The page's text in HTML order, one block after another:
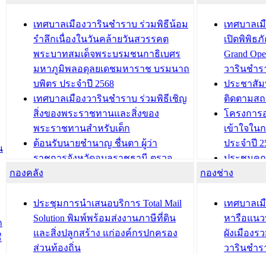
เทศบาลเมืองวารินชำราบ ร่วมพิธีน้อม
รำลึกเนื่องในวันคล้ายวันสวรรคต
พระบาทสมเด็จพระบรมชนกาธิเบศร
มหาภูมิพลอดุลยเดชมหาราช บรมนาถ
บพิตร ประจำปี 2568
เทศบาลเมืองวารินชำราบ ร่วมพิธีเชิญ
สิ่งของพระราชทานและสิ่งของ
พระราชทานสำหรับเด็ก
ต้อนรับนายชำนาญ ชื่นตา ผู้ว่า
ราชการจังหวัดอุบลราชธานี ตรวจ
ความเรียบร้อยของสถานที่ในการเตรี
องคมนตรี
สำนักทะเบียนท้องถิ่นเทศบาลเมือง
วารินชำราบ ดำเนินการมอบทะเบียน
บ้าน ทร.14 และบัตรประจำตัว
เทศบาลเ
เปิดพิพิธภั
Grand
วารินชำร
ประชาสัม
ติดตามส
โครงกา
เข้าใจใน
ประจำปี
ประชุมค
ความเสี่ย
ประชุมที
ชีวา สร้า
ขับเคลื่อน
“เมืองแห่
กองคลัง
ประชุมการนำเสนอบริการ Total Mail
Solution พิมพ์พร้อมส่งงานภาษีที่ดิน
และสิ่งปลูกสร้าง แก่องค์กรปกครอง
ส่วนท้องถิ่น
กองช่าง
เทศบาลเ
หารือแน
ผังเมืองร
วารินชำร